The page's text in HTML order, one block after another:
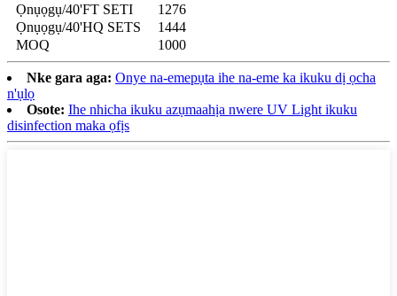
Ọnụọgụ/40'FT SETI
1276
Ọnụọgụ/40'HQ SETS
1444
MOQ
1000
Nke gara aga: Onye na-emepụta ihe na-eme ka ikuku dị ọcha
n'ụlọ
Osote: Ihe nhicha ikuku azụmaahịa nwere UV Light ikuku
disinfection maka ọfịs